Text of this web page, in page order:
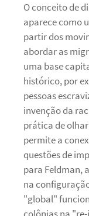
O conceito de
aparece como
partir dos
abordar as
uma base
histórico, por
pessoas
invenção da
prática de
permite a
questões de
para Feldman,
na
"global"